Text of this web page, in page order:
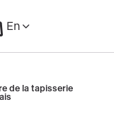
En
de la tapisserie